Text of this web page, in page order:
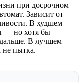
при досрочном
Зависит от
В худшем
— но хотя бы
дальше. В лучшем —
не пытка.